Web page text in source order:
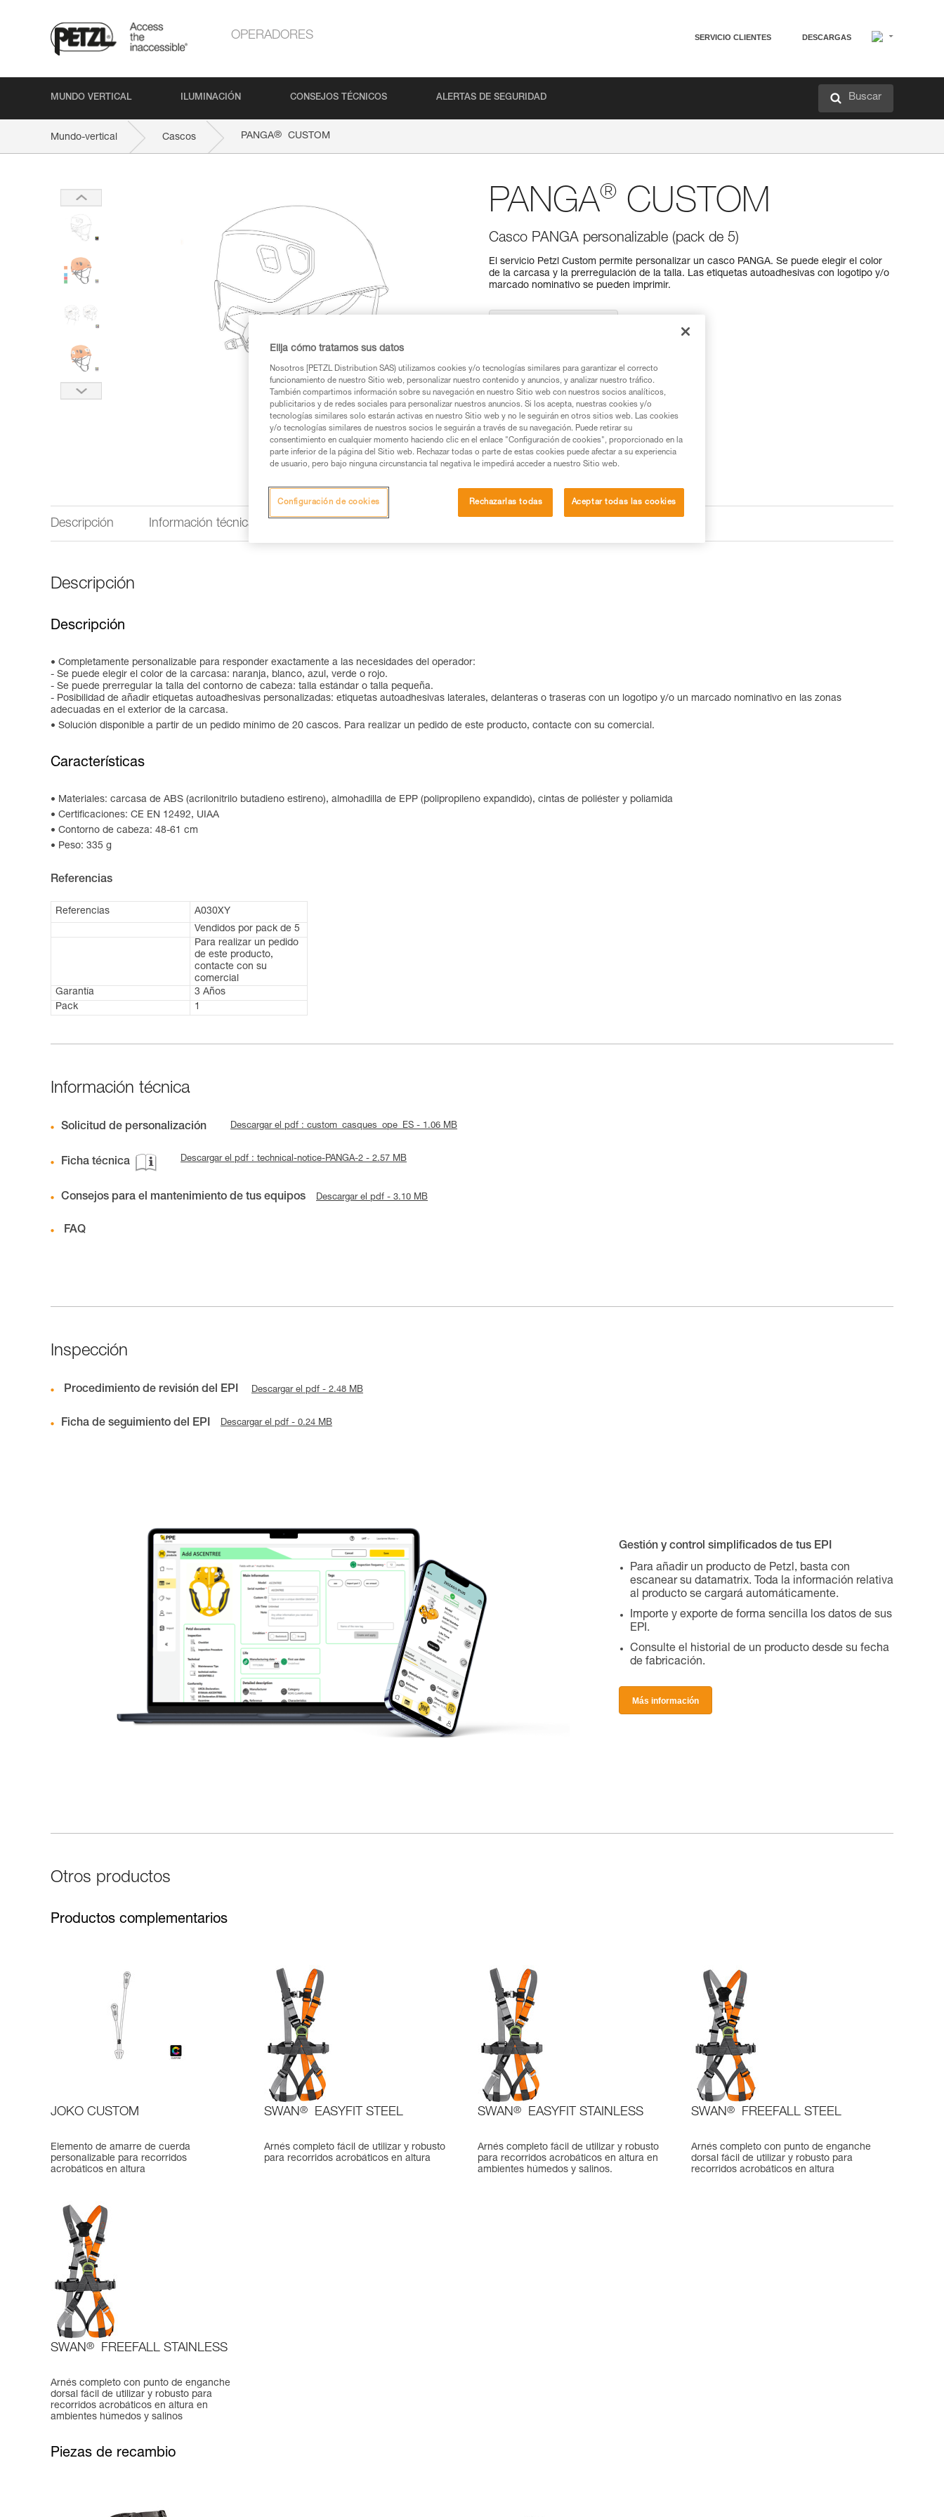
OPERADORES SERVICIO CLIENTES DESCARGAS
MUNDO VERTICAL ILUMINACIÓN CONSEJOS TÉCNICOS ALERTAS DE SEGURIDAD Buscar
Mundo-vertical Cascos PANGA® CUSTOM
PANGA® CUSTOM
Casco PANGA personalizable (pack de 5)
El servicio Petzl Custom permite personalizar un casco PANGA. Se puede elegir el color
de la carcasa y la prerregulación de la talla. Las etiquetas autoadhesivas con logotipo y/o
marcado nominativo se pueden imprimir.
Descripción Información técnica
Descripción
Descripción
Completamente personalizable para responder exactamente a las necesidades del operador:
- Se puede elegir el color de la carcasa: naranja, blanco, azul, verde o rojo.
- Se puede prerregular la talla del contorno de cabeza: talla estándar o talla pequeña.
- Posibilidad de añadir etiquetas autoadhesivas personalizadas: etiquetas autoadhesivas laterales, delanteras o traseras con un logotipo y/o un marcado nominativo en las zonas
adecuadas en el exterior de la carcasa.
Solución disponible a partir de un pedido mínimo de 20 cascos. Para realizar un pedido de este producto, contacte con su comercial.
Características
Materiales: carcasa de ABS (acrilonitrilo butadieno estireno), almohadilla de EPP (polipropileno expandido), cintas de poliéster y poliamida
Certificaciones: CE EN 12492, UIAA
Contorno de cabeza: 48-61 cm
Peso: 335 g
Referencias
Referencias
A030XY
Vendidos por pack de 5
Para realizar un pedido
de este producto,
contacte con su
comercial
Garantía
3 Años
Pack
1
Información técnica
Solicitud de personalización Descargar el pdf : custom_casques_ope_ES - 1.06 MB
Ficha técnica Descargar el pdf : technical-notice-PANGA-2 - 2.57 MB
Consejos para el mantenimiento de tus equipos Descargar el pdf - 3.10 MB
FAQ
Inspección
Procedimiento de revisión del EPI Descargar el pdf - 2.48 MB
Ficha de seguimiento del EPI Descargar el pdf - 0.24 MB
Gestión y control simplificados de tus EPI
Para añadir un producto de Petzl, basta con
escanear su datamatrix. Toda la información relativa
al producto se cargará automáticamente.
Importe y exporte de forma sencilla los datos de sus
EPI.
Consulte el historial de un producto desde su fecha
de fabricación.
Más información
Otros productos
Productos complementarios
JOKO CUSTOM
Elemento de amarre de cuerda
personalizable para recorridos
acrobáticos en altura
SWAN® EASYFIT STEEL
Arnés completo fácil de utilizar y robusto
para recorridos acrobáticos en altura
SWAN® EASYFIT STAINLESS
Arnés completo fácil de utilizar y robusto
para recorridos acrobáticos en altura en
ambientes húmedos y salinos.
SWAN® FREEFALL STEEL
Arnés completo con punto de enganche
dorsal fácil de utilizar y robusto para
recorridos acrobáticos en altura
SWAN® FREEFALL STAINLESS
Arnés completo con punto de enganche
dorsal fácil de utilizar y robusto para
recorridos acrobáticos en altura en
ambientes húmedos y salinos
Piezas de recambio
Elija cómo tratamos sus datos
Nosotros [PETZL Distribution SAS) utilizamos cookies y/o tecnologías similares para garantizar el correcto
funcionamiento de nuestro Sitio web, personalizar nuestro contenido y anuncios, y analizar nuestro tráfico.
También compartimos información sobre su navegación en nuestro Sitio web con nuestros socios analíticos,
publicitarios y de redes sociales para personalizar nuestros anuncios. Si los acepta, nuestras cookies y/o
tecnologías similares solo estarán activas en nuestro Sitio web y no le seguirán en otros sitios web. Las cookies
y/o tecnologías similares de nuestros socios le seguirán a través de su navegación. Puede retirar su
consentimiento en cualquier momento haciendo clic en el enlace "Configuración de cookies", proporcionado en la
parte inferior de la página del Sitio web. Rechazar todas o parte de estas cookies puede afectar a su experiencia
de usuario, pero bajo ninguna circunstancia tal negativa le impedirá acceder a nuestro Sitio web.
Rechazarlas todas Aceptar todas las cookies
Configuración de cookies